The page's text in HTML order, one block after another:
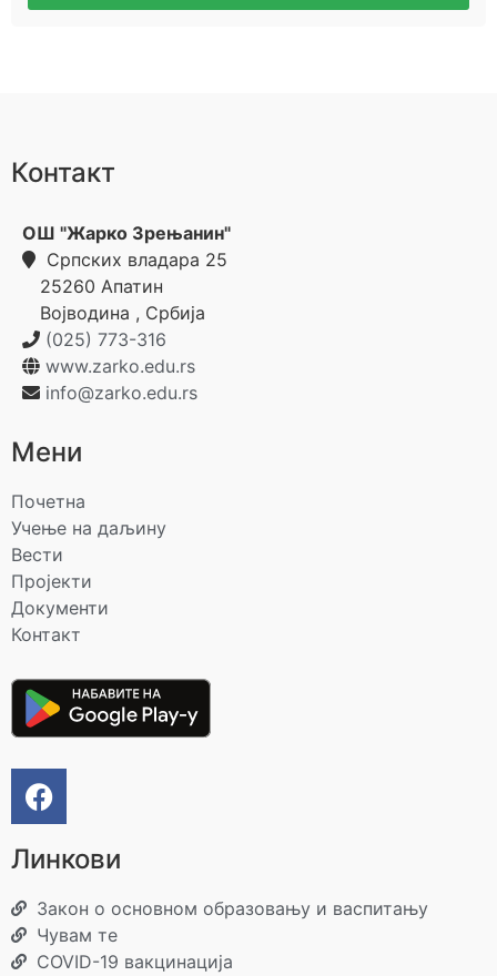
Контакт
ОШ "Жарко Зрењанин"
Српских владара 25
25260 Апатин
Војводина , Србија
(025) 773-316
www.zarko.edu.rs
info@zarko.edu.rs
Мени
Почетна
Учење на даљину
Вести
Пројекти
Документи
Контакт
Линкови
Закон о основном образовању и васпитању
Чувам те
COVID-19 вакцинација